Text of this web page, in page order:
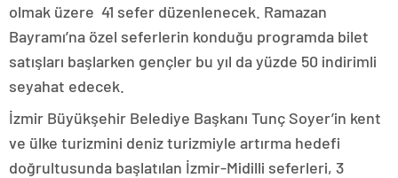
olmak üzere 41 sefer düzenlenecek. Ramazan
Bayramı’na özel seferlerin konduğu programda bilet
satışları başlarken gençler bu yıl da yüzde 50 indirimli
seyahat edecek.
İzmir Büyükşehir Belediye Başkanı Tunç Soyer’in kent
ve ülke turizmini deniz turizmiyle artırma hedefi
doğrultusunda başlatılan İzmir-Midilli seferleri, 3